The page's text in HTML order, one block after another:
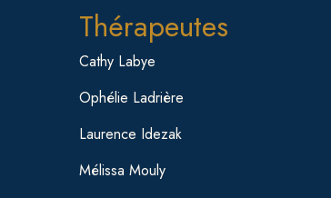
Thérapeutes
Cathy Labye
Ophélie Ladrière
Laurence Idezak
Mélissa Mouly